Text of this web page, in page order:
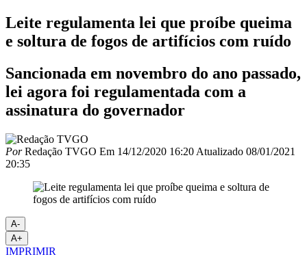
Leite regulamenta lei que proíbe queima
e soltura de fogos de artifícios com ruído
Sancionada em novembro do ano passado,
lei agora foi regulamentada com a
assinatura do governador
PorRedação TVGO Em 14/12/2020 16:20 Atualizado 08/01/2021
20:35
A-
A+
IMPRIMIR